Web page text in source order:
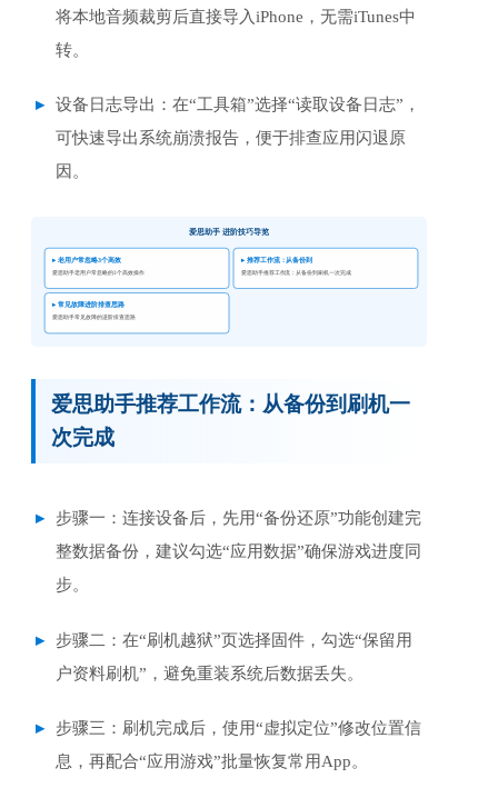
将本地音频裁剪后直接导入iPhone，无需iTunes中
转。
设备日志导出：在“工具箱”选择“读取设备日志”，
可快速导出系统崩溃报告，便于排查应用闪退原
因。
爱思助手 进阶技巧导览
▸ 老用户常忽略3个高效
爱思助手老用户常忽略的3个高效操作
▸ 推荐工作流：从备份到
爱思助手推荐工作流：从备份到刷机一次完成
▸ 常见故障进阶排查思路
爱思助手常见故障的进阶排查思路
爱思助手推荐工作流：从备份到刷机一
次完成
步骤一：连接设备后，先用“备份还原”功能创建完
整数据备份，建议勾选“应用数据”确保游戏进度同
步。
步骤二：在“刷机越狱”页选择固件，勾选“保留用
户资料刷机”，避免重装系统后数据丢失。
步骤三：刷机完成后，使用“虚拟定位”修改位置信
息，再配合“应用游戏”批量恢复常用App。